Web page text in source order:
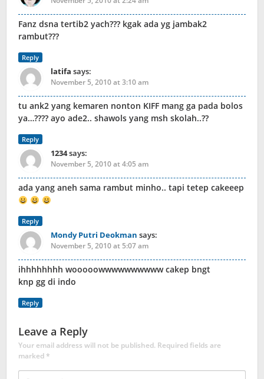
Fanz dsna tertib2 yach??? kgak ada yg jambak2
rambut???
Reply
latifa says:
November 5, 2010 at 3:10 am
tu ank2 yang kemaren nonton KIFF mang ga pada bolos
ya…???? ayo ade2.. shawols yang msh skolah..??
Reply
1234says:
November 5, 2010 at 4:05 am
ada yang aneh sama rambut minho.. tapi tetep cakeeep
Reply
Mondy Putri Deokman says:
November 5, 2010 at 5:07 am
ihhhhhhhh wooooowwwwwwwwww cakep bngt
knp gg di indo
Reply
Leave a Reply
Your email address will not be published. Required fields are
marked*